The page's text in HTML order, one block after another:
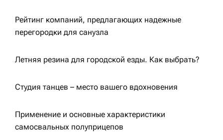
а
ц
и
я
з
Рейтинг компаний, предлагающих надежные
перегородки для санузла
Летняя резина для городской езды. Как выбрать?
Студия танцев – место вашего вдохновения
Применение и основные характеристики
самосвальных полуприцепов